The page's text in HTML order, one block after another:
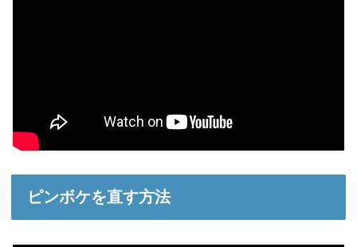
ピンボケを直す方法